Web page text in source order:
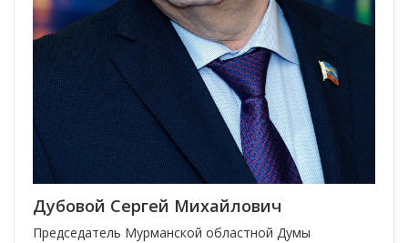
Дубовой Сергей Михайлович
Председатель Мурманской областной Думы